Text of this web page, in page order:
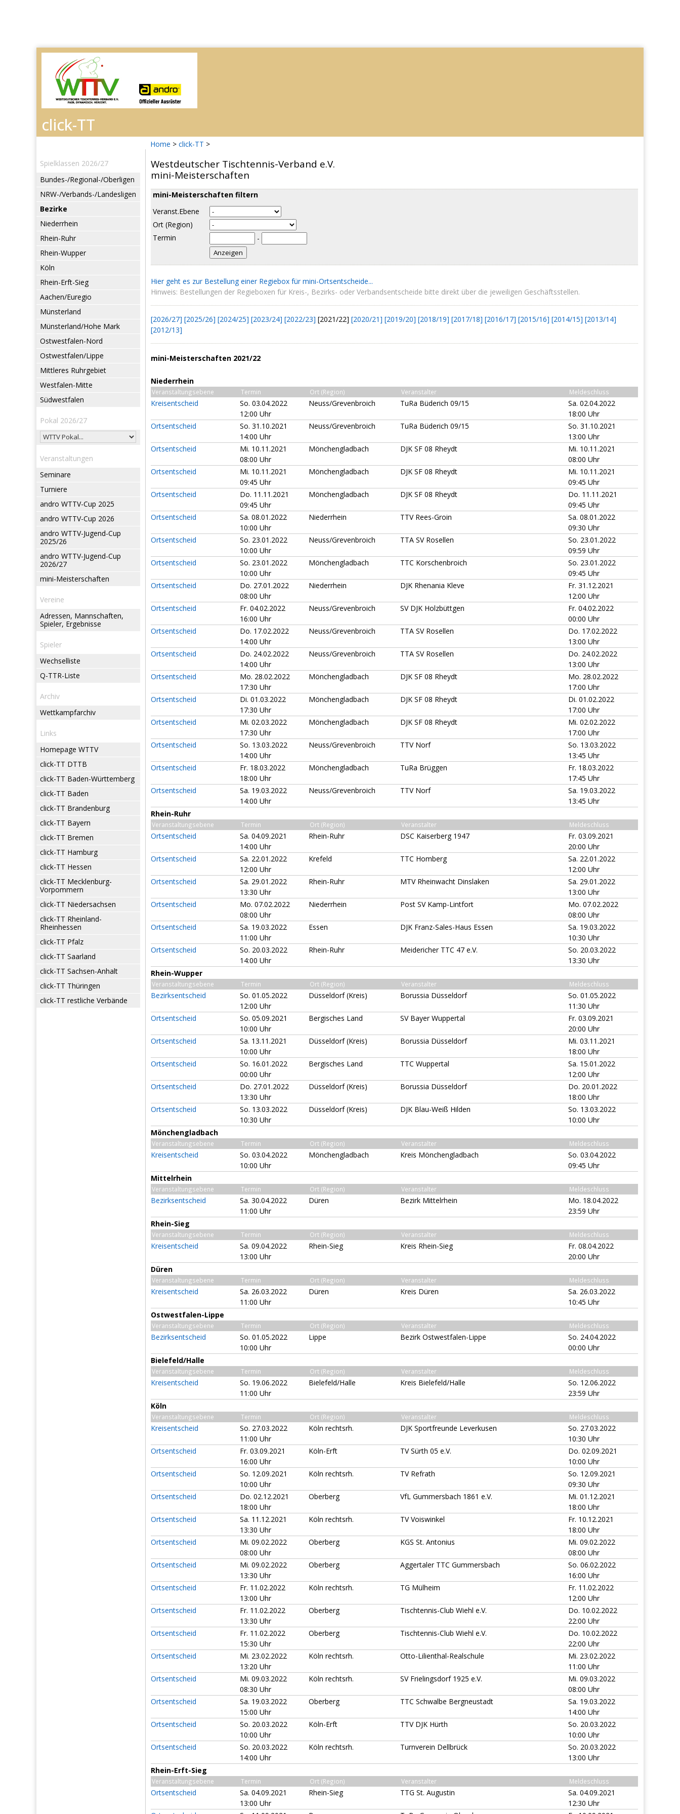
Home > click-TT >
Spielklassen 2026/27
Bundes-/Regional-/Oberligen
NRW-/Verbands-/Landesligen
Bezirke
Niederrhein
Rhein-Ruhr
Rhein-Wupper
Köln
Rhein-Erft-Sieg
Aachen/Euregio
Münsterland
Münsterland/Hohe Mark
Ostwestfalen-Nord
Ostwestfalen/Lippe
Mittleres Ruhrgebiet
Westfalen-Mitte
Südwestfalen
Pokal 2026/27
Veranstaltungen
Seminare
Turniere
andro WTTV-Cup 2025
andro WTTV-Cup 2026
andro WTTV-Jugend-Cup
2025/26
andro WTTV-Jugend-Cup
2026/27
mini-Meisterschaften
Vereine
Adressen, Mannschaften,
Spieler, Ergebnisse
Spieler
Wechselliste
Q-TTR-Liste
Archiv
Wettkampfarchiv
Links
Homepage WTTV
click-TT DTTB
click-TT Baden-Württemberg
click-TT Baden
click-TT Brandenburg
click-TT Bayern
click-TT Bremen
click-TT Hamburg
click-TT Hessen
click-TT Mecklenburg-
Vorpommern
click-TT Niedersachsen
click-TT Rheinland-
Rheinhessen
click-TT Pfalz
click-TT Saarland
click-TT Sachsen-Anhalt
click-TT Thüringen
click-TT restliche Verbände
Westdeutscher Tischtennis-Verband e.V.
mini-Meisterschaften
mini-Meisterschaften filtern
Veranst.Ebene
Ort (Region)
Termin
-
Hier geht es zur Bestellung einer Regiebox für mini-Ortsentscheide...
Hinweis: Bestellungen der Regieboxen für Kreis-, Bezirks- oder Verbandsentscheide bitte direkt über die jeweiligen Geschäftsstellen.
[2026/27] [2025/26] [2024/25] [2023/24] [2022/23] [2021/22] [2020/21] [2019/20] [2018/19] [2017/18] [2016/17] [2015/16] [2014/15] [2013/14]
[2012/13]
mini-Meisterschaften 2021/22
Niederrhein
Veranstaltungsebene Termin Ort (Region) Veranstalter Meldeschluss
Kreisentscheid
So. 03.04.2022
12:00 Uhr
Neuss/Grevenbroich TuRa Büderich 09/15
Sa. 02.04.2022
18:00 Uhr
Ortsentscheid
So. 31.10.2021
14:00 Uhr
Neuss/Grevenbroich TuRa Büderich 09/15
So. 31.10.2021
13:00 Uhr
Ortsentscheid
Mi. 10.11.2021
08:00 Uhr
Mönchengladbach DJK SF 08 Rheydt
Mi. 10.11.2021
08:00 Uhr
Ortsentscheid
Mi. 10.11.2021
09:45 Uhr
Mönchengladbach DJK SF 08 Rheydt
Mi. 10.11.2021
09:45 Uhr
Ortsentscheid
Do. 11.11.2021
09:45 Uhr
Mönchengladbach DJK SF 08 Rheydt
Do. 11.11.2021
09:45 Uhr
Ortsentscheid
Sa. 08.01.2022
10:00 Uhr
Niederrhein TTV Rees-Groin
Sa. 08.01.2022
09:30 Uhr
Ortsentscheid
So. 23.01.2022
10:00 Uhr
Neuss/Grevenbroich TTA SV Rosellen
So. 23.01.2022
09:59 Uhr
Ortsentscheid
So. 23.01.2022
10:00 Uhr
Mönchengladbach TTC Korschenbroich
So. 23.01.2022
09:45 Uhr
Ortsentscheid
Do. 27.01.2022
08:00 Uhr
Niederrhein DJK Rhenania Kleve
Fr. 31.12.2021
12:00 Uhr
Ortsentscheid
Fr. 04.02.2022
16:00 Uhr
Neuss/Grevenbroich SV DJK Holzbüttgen
Fr. 04.02.2022
00:00 Uhr
Ortsentscheid
Do. 17.02.2022
14:00 Uhr
Neuss/Grevenbroich TTA SV Rosellen
Do. 17.02.2022
13:00 Uhr
Ortsentscheid
Do. 24.02.2022
14:00 Uhr
Neuss/Grevenbroich TTA SV Rosellen
Do. 24.02.2022
13:00 Uhr
Ortsentscheid
Mo. 28.02.2022
17:30 Uhr
Mönchengladbach DJK SF 08 Rheydt
Mo. 28.02.2022
17:00 Uhr
Ortsentscheid
Di. 01.03.2022
17:30 Uhr
Mönchengladbach DJK SF 08 Rheydt
Di. 01.02.2022
17:00 Uhr
Ortsentscheid
Mi. 02.03.2022
17:30 Uhr
Mönchengladbach DJK SF 08 Rheydt
Mi. 02.02.2022
17:00 Uhr
Ortsentscheid
So. 13.03.2022
14:00 Uhr
Neuss/Grevenbroich TTV Norf
So. 13.03.2022
13:45 Uhr
Ortsentscheid
Fr. 18.03.2022
18:00 Uhr
Mönchengladbach TuRa Brüggen
Fr. 18.03.2022
17:45 Uhr
Ortsentscheid
Sa. 19.03.2022
14:00 Uhr
Neuss/Grevenbroich TTV Norf
Sa. 19.03.2022
13:45 Uhr
Rhein-Ruhr
Veranstaltungsebene Termin Ort (Region) Veranstalter Meldeschluss
Ortsentscheid
Sa. 04.09.2021
14:00 Uhr
Rhein-Ruhr DSC Kaiserberg 1947
Fr. 03.09.2021
20:00 Uhr
Ortsentscheid
Sa. 22.01.2022
12:00 Uhr
Krefeld TTC Homberg
Sa. 22.01.2022
12:00 Uhr
Ortsentscheid
Sa. 29.01.2022
13:30 Uhr
Rhein-Ruhr MTV Rheinwacht Dinslaken
Sa. 29.01.2022
13:00 Uhr
Ortsentscheid
Mo. 07.02.2022
08:00 Uhr
Niederrhein Post SV Kamp-Lintfort
Mo. 07.02.2022
08:00 Uhr
Ortsentscheid
Sa. 19.03.2022
11:00 Uhr
Essen DJK Franz-Sales-Haus Essen
Sa. 19.03.2022
10:30 Uhr
Ortsentscheid
So. 20.03.2022
14:00 Uhr
Rhein-Ruhr Meidericher TTC 47 e.V.
So. 20.03.2022
13:30 Uhr
Rhein-Wupper
Veranstaltungsebene Termin Ort (Region) Veranstalter Meldeschluss
Bezirksentscheid
So. 01.05.2022
12:00 Uhr
Düsseldorf (Kreis) Borussia Düsseldorf
So. 01.05.2022
11:30 Uhr
Ortsentscheid
So. 05.09.2021
10:00 Uhr
Bergisches Land SV Bayer Wuppertal
Fr. 03.09.2021
20:00 Uhr
Ortsentscheid
Sa. 13.11.2021
10:00 Uhr
Düsseldorf (Kreis) Borussia Düsseldorf
Mi. 03.11.2021
18:00 Uhr
Ortsentscheid
So. 16.01.2022
00:00 Uhr
Bergisches Land TTC Wuppertal
Sa. 15.01.2022
12:00 Uhr
Ortsentscheid
Do. 27.01.2022
13:30 Uhr
Düsseldorf (Kreis) Borussia Düsseldorf
Do. 20.01.2022
18:00 Uhr
Ortsentscheid
So. 13.03.2022
10:30 Uhr
Düsseldorf (Kreis) DJK Blau-Weiß Hilden
So. 13.03.2022
10:00 Uhr
Mönchengladbach
Veranstaltungsebene Termin Ort (Region) Veranstalter Meldeschluss
Kreisentscheid
So. 03.04.2022
10:00 Uhr
Mönchengladbach Kreis Mönchengladbach
So. 03.04.2022
09:45 Uhr
Mittelrhein
Veranstaltungsebene Termin Ort (Region) Veranstalter Meldeschluss
Bezirksentscheid
Sa. 30.04.2022
11:00 Uhr
Düren Bezirk Mittelrhein
Mo. 18.04.2022
23:59 Uhr
Rhein-Sieg
Veranstaltungsebene Termin Ort (Region) Veranstalter Meldeschluss
Kreisentscheid
Sa. 09.04.2022
13:00 Uhr
Rhein-Sieg Kreis Rhein-Sieg
Fr. 08.04.2022
20:00 Uhr
Düren
Veranstaltungsebene Termin Ort (Region) Veranstalter Meldeschluss
Kreisentscheid
Sa. 26.03.2022
11:00 Uhr
Düren Kreis Düren
Sa. 26.03.2022
10:45 Uhr
Ostwestfalen-Lippe
Veranstaltungsebene Termin Ort (Region) Veranstalter Meldeschluss
Bezirksentscheid
So. 01.05.2022
10:00 Uhr
Lippe Bezirk Ostwestfalen-Lippe
So. 24.04.2022
00:00 Uhr
Bielefeld/Halle
Veranstaltungsebene Termin Ort (Region) Veranstalter Meldeschluss
Kreisentscheid
So. 19.06.2022
11:00 Uhr
Bielefeld/Halle Kreis Bielefeld/Halle
So. 12.06.2022
23:59 Uhr
Köln
Veranstaltungsebene Termin Ort (Region) Veranstalter Meldeschluss
Kreisentscheid
So. 27.03.2022
11:00 Uhr
Köln rechtsrh. DJK Sportfreunde Leverkusen
So. 27.03.2022
10:30 Uhr
Ortsentscheid
Fr. 03.09.2021
16:00 Uhr
Köln-Erft TV Sürth 05 e.V.
Do. 02.09.2021
10:00 Uhr
Ortsentscheid
So. 12.09.2021
10:00 Uhr
Köln rechtsrh. TV Refrath
So. 12.09.2021
09:30 Uhr
Ortsentscheid
Do. 02.12.2021
18:00 Uhr
Oberberg VfL Gummersbach 1861 e.V.
Mi. 01.12.2021
18:00 Uhr
Ortsentscheid
Sa. 11.12.2021
13:30 Uhr
Köln rechtsrh. TV Voiswinkel
Fr. 10.12.2021
18:00 Uhr
Ortsentscheid
Mi. 09.02.2022
08:00 Uhr
Oberberg KGS St. Antonius
Mi. 09.02.2022
08:00 Uhr
Ortsentscheid
Mi. 09.02.2022
13:30 Uhr
Oberberg Aggertaler TTC Gummersbach
So. 06.02.2022
16:00 Uhr
Ortsentscheid
Fr. 11.02.2022
13:00 Uhr
Köln rechtsrh. TG Mülheim
Fr. 11.02.2022
12:00 Uhr
Ortsentscheid
Fr. 11.02.2022
13:30 Uhr
Oberberg Tischtennis-Club Wiehl e.V.
Do. 10.02.2022
22:00 Uhr
Ortsentscheid
Fr. 11.02.2022
15:30 Uhr
Oberberg Tischtennis-Club Wiehl e.V.
Do. 10.02.2022
22:00 Uhr
Ortsentscheid
Mi. 23.02.2022
13:20 Uhr
Köln rechtsrh. Otto-Lilienthal-Realschule
Mi. 23.02.2022
11:00 Uhr
Ortsentscheid
Mi. 09.03.2022
08:30 Uhr
Köln rechtsrh. SV Frielingsdorf 1925 e.V.
Mi. 09.03.2022
08:00 Uhr
Ortsentscheid
Sa. 19.03.2022
15:00 Uhr
Oberberg TTC Schwalbe Bergneustadt
Sa. 19.03.2022
14:00 Uhr
Ortsentscheid
So. 20.03.2022
10:00 Uhr
Köln-Erft TTV DJK Hürth
So. 20.03.2022
10:00 Uhr
Ortsentscheid
So. 20.03.2022
14:00 Uhr
Köln rechtsrh. Turnverein Dellbrück
So. 20.03.2022
13:00 Uhr
Rhein-Erft-Sieg
Veranstaltungsebene Termin Ort (Region) Veranstalter Meldeschluss
Ortsentscheid
Sa. 04.09.2021
13:00 Uhr
Rhein-Sieg TTG St. Augustin
Sa. 04.09.2021
12:30 Uhr